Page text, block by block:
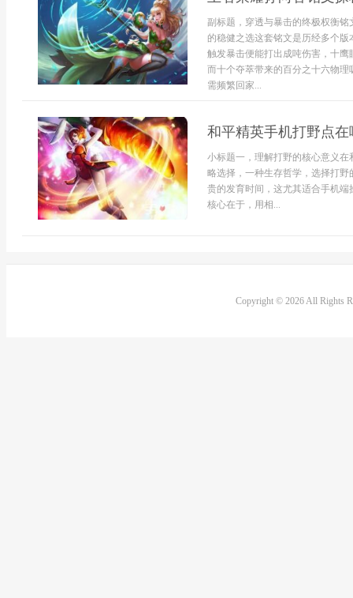
副标题，穿透与暴击的终极权衡
的稳健之选这套铭文是历经多个
触发暴击便能打出成吨伤害，十
而十个夺萃带来的百分之十六物
需频繁回家...
和平精英手机打野点
小标题一，理解打野的核心意义
略选择，一种生存哲学，选择打
贵的发育时间，这尤其适合手机
核心在于，用相...
Copyright © 2026 All Rights